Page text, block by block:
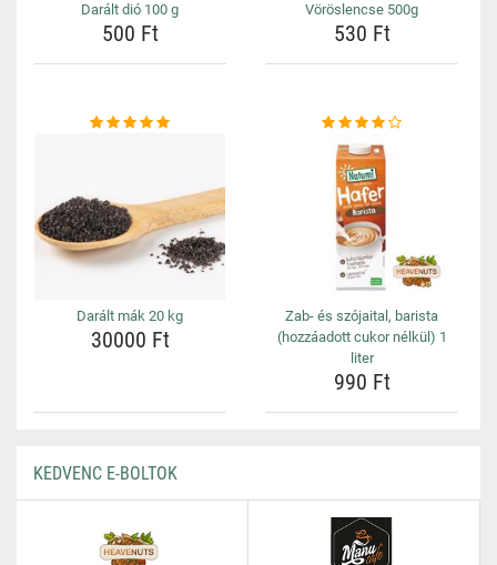
Darált dió 100 g
500 Ft
Vöröslencse 500g
530 Ft
Darált mák 20 kg
30000 Ft
Zab- és szójaital, barista
(hozzáadott cukor nélkül) 1
liter
990 Ft
KEDVENC E-BOLTOK